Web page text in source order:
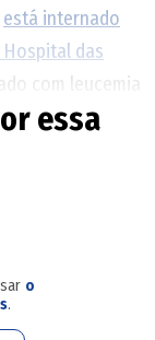
está internado
Hospital das
com leucemia
Em
perfil da dupla
para o
momento,
quem mais
essa
o
.